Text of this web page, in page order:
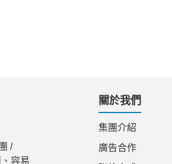
/
容易
關於我們
集團介紹
廣告合作